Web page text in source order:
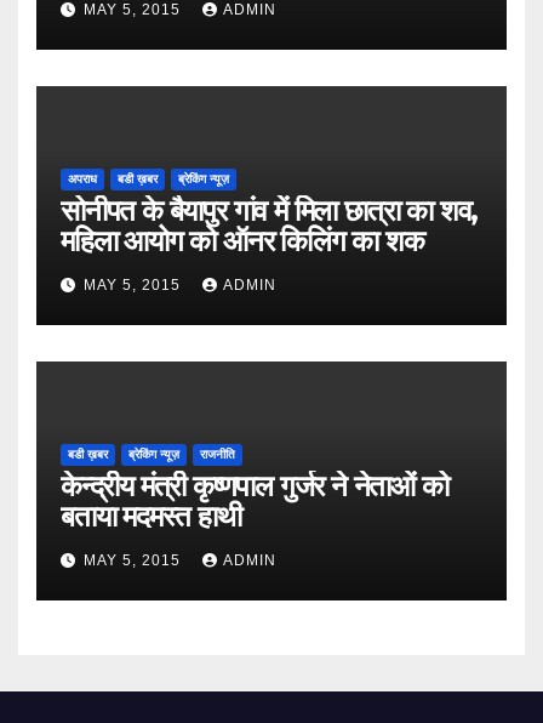
MAY 5, 2015 ADMIN
अपराध बडी ख़बर ब्रेकिंग न्यूज़
सोनीपत के बैयापुर गांव में मिला छात्रा का शव,
महिला आयोग को ऑनर किलिंग का शक
MAY 5, 2015 ADMIN
बडी ख़बर ब्रेकिंग न्यूज़ राजनीति
केन्द्रीय मंत्री कृष्णपाल गुर्जर ने नेताओं को
बताया मदमस्त हाथी
MAY 5, 2015 ADMIN